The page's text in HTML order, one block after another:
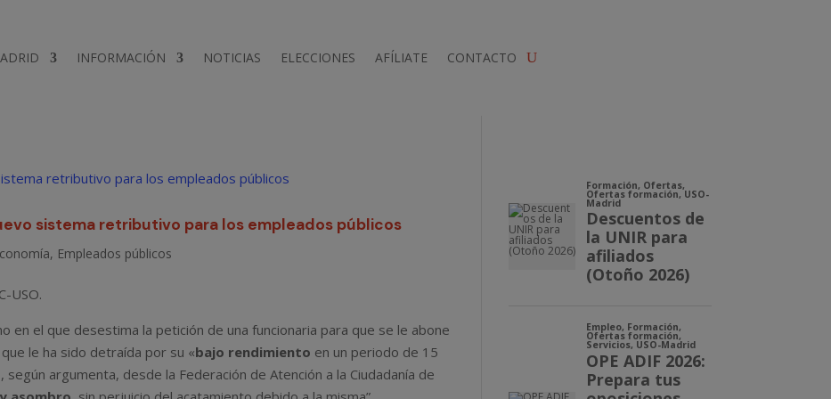
INFORMACIÓN NOTICIAS ELECCIONES AFÍLIATE CONTACTO
sistema retributivo para los empleados públicos
, Empleados públicos
en el que desestima la petición de una funcionaria para que se le abone
le ha sido detraída por su «bajo rendimiento en un periodo de 15
argumenta, desde la Federación de Atención a la Ciudadanía de